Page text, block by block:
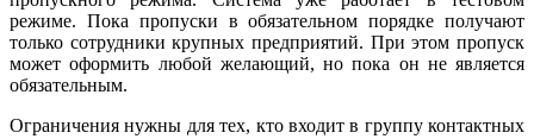
режиме. Пока пропуски в обязательном порядке получают
только сотрудники крупных предприятий. При этом пропуск
может оформить любой желающий, но пока он не является
обязательным.
Ограничения нужны для тех, кто входит в группу контактных